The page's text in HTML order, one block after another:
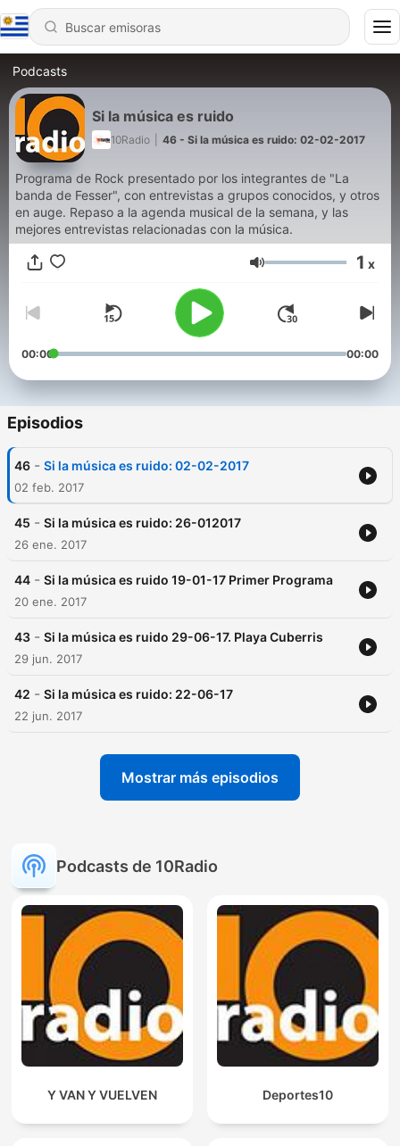
Podcasts
Si la música es ruido
10Radio 46 - Si la música es ruido: 02-02-2017
Programa de Rock presentado por los integrantes de "La
banda de Fesser", con entrevistas a grupos conocidos, y otros
en auge. Repaso a la agenda musical de la semana, y las
mejores entrevistas relacionadas con la música.
Volumen 1 x
00:00 00:00
Episodios
46 - Si la música es ruido: 02-02-2017
02 feb. 2017
45 - Si la música es ruido: 26-012017
26 ene. 2017
44 - Si la música es ruido 19-01-17 Primer Programa
20 ene. 2017
43 - Si la música es ruido 29-06-17. Playa Cuberris
29 jun. 2017
42 - Si la música es ruido: 22-06-17
22 jun. 2017
Mostrar más episodios
Podcasts de 10Radio
Y VAN Y VUELVEN Deportes10